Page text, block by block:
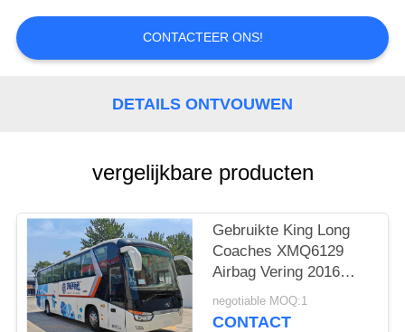
CONTACTEER ONS!
DETAILS ONTVOUWEN
vergelijkbare producten
Gebruikte King Long
Coaches XMQ6129
Airbag Vering 2016
Jaar 55 Zitplaatsen 2
Passagiersdeuren
negotiable MOQ:1
CONTACT